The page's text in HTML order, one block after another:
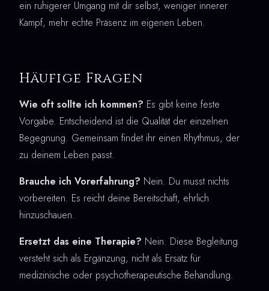
ein ruhigerer Umgang mit dir selbst, weniger innerer
Kampf, mehr echte Präsenz im eigenen Leben.
Häufige Fragen
Wie oft sollte ich kommen? Es gibt keine feste
Vorgabe. Entscheidend ist die Qualität der einzelnen
Begegnung. Gemeinsam findet ihr einen Rhythmus, der
zu deinem Leben passt.
Brauche ich Vorerfahrung? Nein. Du musst nichts
vorbereiten. Es reicht deine Bereitschaft, ehrlich
hinzuschauen.
Ersetzt das eine Therapie? Nein. Diese Begleitung
versteht sich als Ergänzung, nicht als Ersatz für
medizinische oder psychotherapeutische Behandlung.